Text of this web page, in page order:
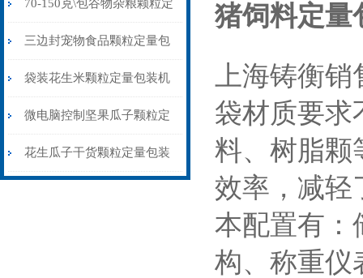
70-150克\包谷物杂粮颗粒定
量包装机制袋封口一体
三边封宠物食品颗粒定量包
装机称重封口一体
袋装花生米颗粒定量包装机
1公斤背封价格
微电脑控制坚果瓜子颗粒定
量包装机三边封价格
花生瓜子干货颗粒定量包装
猪饲料定量
上海铸衡
袋材质要求
料、树脂颗
效率，减轻
本配置有：
构、称重仪